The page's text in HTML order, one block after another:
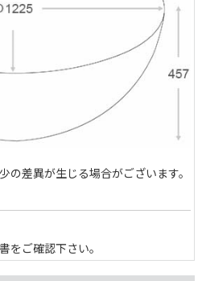
差異が生じる場合がございます。
をご確認下さい。